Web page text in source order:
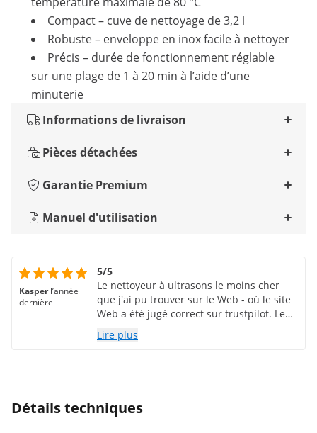
Compact – cuve de nettoyage de 3,2 l
Robuste – enveloppe en inox facile à nettoyer
Précis – durée de fonctionnement réglable
sur une plage de 1 à 20 min à l’aide d’une
minuterie
Informations de livraison
Pièces détachées
Garantie Premium
Manuel d'utilisation
Kasper l’année
dernière
5/5
Le nettoyeur à ultrasons le moins cher
que j'ai pu trouver sur le Web - où le site
Web a été jugé correct sur trustpilot. Le
produit est arrivé rapidement et tout était
exactement comme je l'espérais. Emballé
Lire plus
Détails techniques